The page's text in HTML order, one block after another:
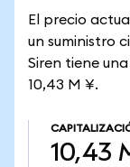
El precio
un suministro
Siren tiene
10,43 M ¥.
10,43